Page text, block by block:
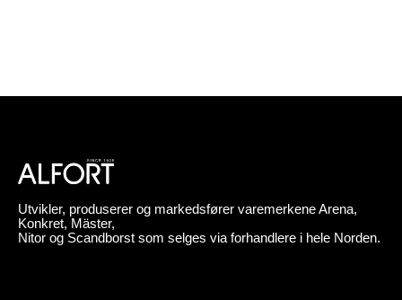
Utvikler, produserer og markedsfører varemerkene Arena,
Konkret, Mäster,
Nitor og Scandborst som selges via forhandlere i hele Norden.